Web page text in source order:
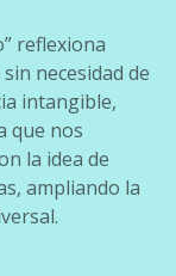
reflexiona
necesidad de
intangible,
que nos
la idea de
ampliando la